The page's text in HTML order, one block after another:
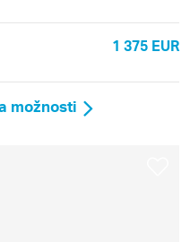
1 375 EUR
možnosti